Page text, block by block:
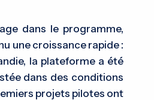
dans le programme,
une croissance rapide :
la plateforme a été
dans des conditions
projets pilotes ont